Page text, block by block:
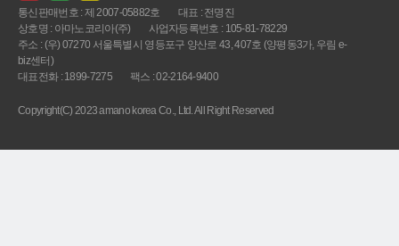
통신판매번호 : 제 2007-05882호
대표 : 전명진
상호명 : 아마노코리아(주)
사업자등록번호 : 105-81-78229
주소 : (우) 07270 서울특별시 영등포구 양산로 43, 407호 (양평동3가, 우림 e-
biz센터)
대표전화 : 1899-7275
팩스 : 02-2164-9400
Copyright(C) 2023 amano korea Co., Ltd. All Right Reserved